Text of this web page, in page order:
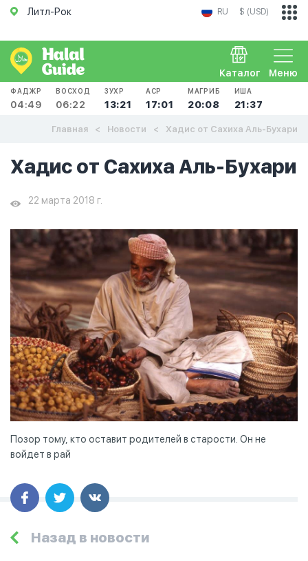
Литл-Рок RU $ (USD)
Меню
Каталог
ФАДЖР
04:49
ВОСХОД
06:22
ЗУХР
13:21
АСР
17:01
МАГРИБ
20:08
ИША
21:37
Главная Новости Хадис от Сахиха Аль-Бухари
Хадис от Сахиха Аль-Бухари
22 марта 2018 г.
Позор тому, кто оставит родителей в старости. Он не
войдет в рай
Назад в новости